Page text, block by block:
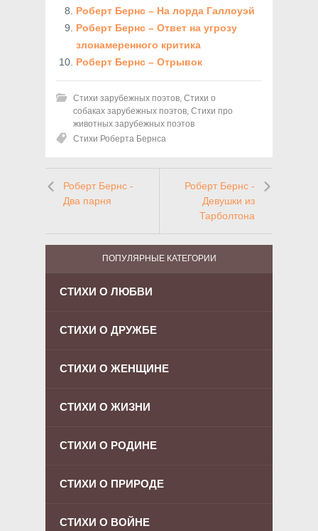
Роберт Бернс – На лорда Галлоуэй
Роберт Бернс – Ответ на угрозу
злонамеренного критика
Роберт Бернс – Отрывок
Стихи зарубежных поэтов, Стихи о
собаках зарубежных поэтов, Стихи про
животных зарубежных поэтов
Стихи Роберта Бернса
Роберт Бернс -
Два парня
Роберт Бернс -
Девушки из
Тарболтона
ПОПУЛЯРНЫЕ КАТЕГОРИИ
СТИХИ О ЛЮБВИ
СТИХИ О ДРУЖБЕ
СТИХИ О ЖЕНЩИНЕ
СТИХИ О ЖИЗНИ
СТИХИ О РОДИНЕ
СТИХИ О ПРИРОДЕ
СТИХИ О ВОЙНЕ